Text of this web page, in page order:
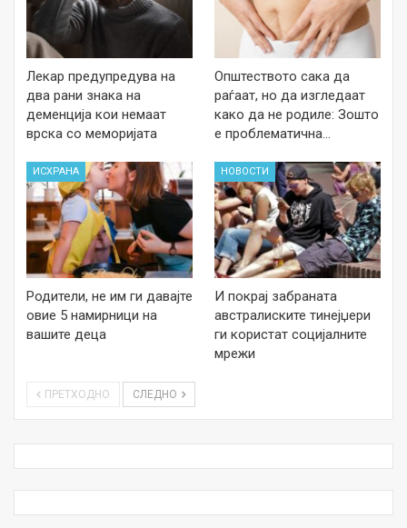
Лекар предупредува на
два рани знака на
деменција кои немаат
врска со меморијата
Општеството сака да
раѓаат, но да изгледаат
како да не родиле: Зошто
е проблематична…
ИСХРАНА
Родители, не им ги давајте
овие 5 намирници на
вашите деца
НОВОСТИ
И покрај забраната
австралиските тинејџери
ги користат социјалните
мрежи
ПРЕТХОДНО СЛЕДНО